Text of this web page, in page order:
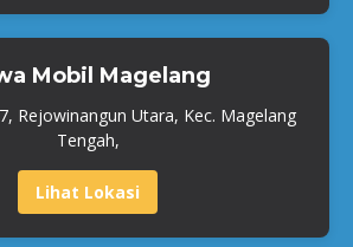
Mobil Magelang
Rejowinangun Utara, Kec. Magelang
Tengah,
Lihat Lokasi